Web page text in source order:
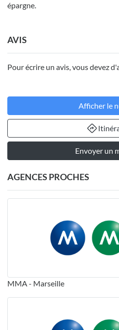
épargne.
AVIS
Pour écrire un avis, vous devez
Afficher le
Envoyer un
AGENCES PROCHES
MMA - Marseille